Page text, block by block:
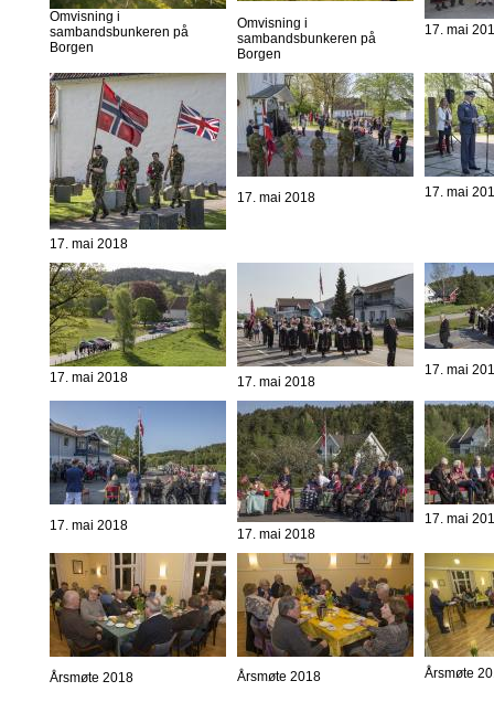
Omvisning i
sambandsbunkeren på
Borgen
Omvisning i
sambandsbunkeren på
Borgen
17. mai
17. mai 2018
17. mai 2018 17. mai
17. mai 2018 17. mai 2018
17. mai
17. mai 2018
17. mai 2018
17. mai
Årsmøte 2018 Årsmøte 2018 Årsmøte